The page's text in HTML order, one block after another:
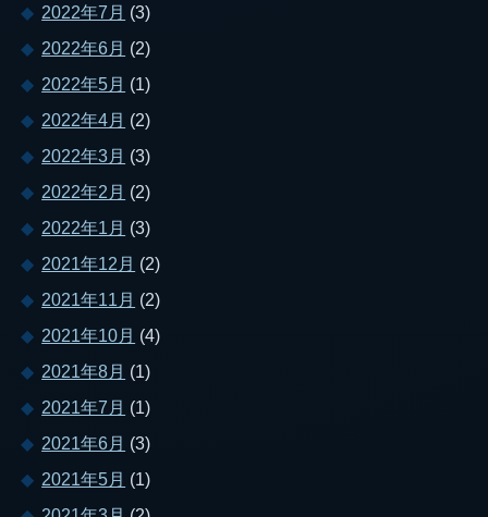
2022年7月 (3)
2022年6月 (2)
2022年5月 (1)
2022年4月 (2)
2022年3月 (3)
2022年2月 (2)
2022年1月 (3)
2021年12月 (2)
2021年11月 (2)
2021年10月 (4)
2021年8月 (1)
2021年7月 (1)
2021年6月 (3)
2021年5月 (1)